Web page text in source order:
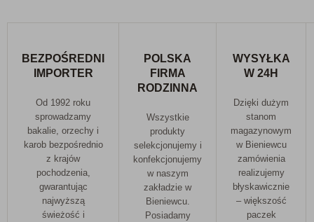
BEZPOŚREDNI
IMPORTER
Od 1992 roku
sprowadzamy
bakalie, orzechy i
karob bezpośrednio
z krajów
pochodzenia,
gwarantując
najwyższą
świeżość i
POLSKA
FIRMA
RODZINNA
Wszystkie
produkty
selekcjonujemy i
konfekcjonujemy
w naszym
zakładzie w
Bieniewcu.
Posiadamy
WYSYŁKA
W 24H
Dzięki dużym
stanom
magazynowym
w Bieniewcu
zamówienia
realizujemy
błyskawicznie
– większość
paczek